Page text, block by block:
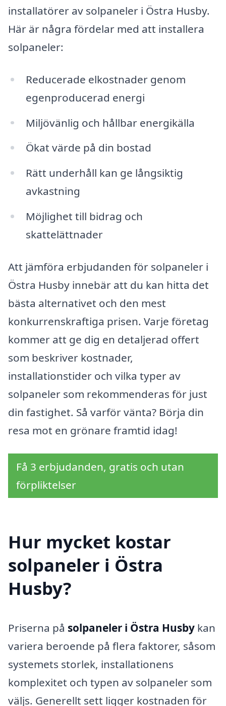
installatörer av solpaneler i Östra Husby.
Här är några fördelar med att installera
solpaneler:
Reducerade elkostnader genom
egenproducerad energi
Miljövänlig och hållbar energikälla
Ökat värde på din bostad
Rätt underhåll kan ge långsiktig
avkastning
Möjlighet till bidrag och
skattelättnader
Att jämföra erbjudanden för solpaneler i
Östra Husby innebär att du kan hitta det
bästa alternativet och den mest
konkurrenskraftiga prisen. Varje företag
kommer att ge dig en detaljerad offert
som beskriver kostnader,
installationstider och vilka typer av
solpaneler som rekommenderas för just
din fastighet. Så varför vänta? Börja din
resa mot en grönare framtid idag!
Få 3 erbjudanden, gratis och utan
förpliktelser
Hur mycket kostar
solpaneler i Östra
Husby?
Priserna på solpaneler i Östra Husby kan
variera beroende på flera faktorer, såsom
systemets storlek, installationens
komplexitet och typen av solpaneler som
väljs. Generellt sett ligger kostnaden för